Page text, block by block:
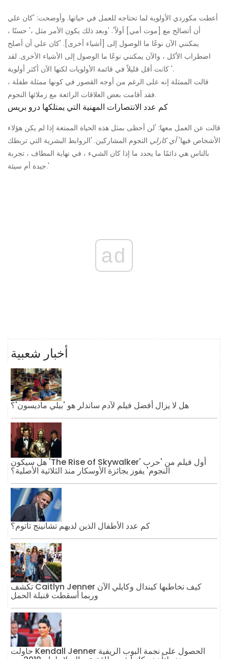
أعطت مكوردي الأولوية لما تحتاجه للعمل في حياتها. وأوضحت: 'كان علي
أن أتصالح مع [موت أمي] أولاً'. 'وبعد ذلك يكون الأمر مثل ،' حسنًا ،
يمكنني الآن نوعًا ما الوصول إلى [أشياء أخرى]. 'كان علي أن أصلح
اضطراب الأكل ، والآن يمكنني نوعًا ما الوصول إلى الأشياء الأخرى. لقد
كانت أقل قليلاً في قائمة الأولويات لكنها الآن أكثر أولوية '.
قالت الممثلة إنه على الرغم من أوجه القصور في كونها ممثلة طفلة ،
فقد أقامت بعض العلاقات الرائعة مع زملائها النجوم.
كم عدد الانتصارات المهنية التي يمتلكها درو بريس
قالت عن العمل معها: 'لن أحظى بمثل هذه الحياة الممتعة إذا لم يكن هؤلاء
الأشخاص فيها'آي كارلي النجوم المشاركين. 'الروابط البشرية التي تربطك
بالناس هي دائمًا ما يحدد ما إذا كان الشيء ، في نهاية المطاف ، تجربة
جيدة أم سيئة.'
ad
أخبار شعبية
هل لا يزال أفضل فيلم لآدم ساندلر هو 'بيلي ماديسون'؟
هل سيكون 'The Rise of Skywalker' أول فيلم من 'حرب
النجوم' يفوز بجائزة الأوسكار منذ الثلاثية الأصلية؟
كم عدد الأطفال الذين لديهم تشانينج تاتوم؟
تكشف Caitlyn Jenner كيف تخاطبها كيندال وكايلي الآن
وربما أسقطت قنبلة الحمل
حاولت Kendall Jenner الحصول على نجمة البوب ​​الريفية